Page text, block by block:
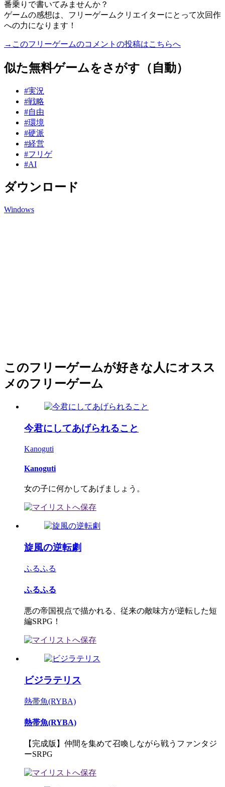
番乗りで書いてみませんか？
ゲームの感想は、フリーゲームクリエイターにとって次回作
への力になります！
→このフリーゲームのコメントの投稿はこちらへ
似た無料ゲームをさがす（自動）
#実況
#戦略
#自由
#環境
#硬派
#経営
#フリゲ
#AI
ダウンロード
Windows
このフリーゲームが好きな人にオスス
メのフリーゲーム
今君にしてあげられること
Kanoguti
Kanoguti
女の子に何かしてあげましょう。
旋風の逆転劇
ふるふる
ふるふる
悪の帝国視点で描かれる、従来の敵味方が逆転した短
編SRPG！
ビジラテリス
熱帯魚(RYBA)
熱帯魚(RYBA)
【完成版】仲間を集めて召喚しながら戦うファンタジ
ーSRPG